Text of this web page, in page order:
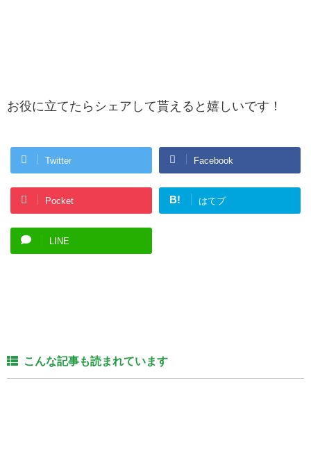
お役に立てたらシェアして貰えると嬉しいです！
Twitter Facebook
Pocket B! はてブ
LINE
こんな記事も読まれています